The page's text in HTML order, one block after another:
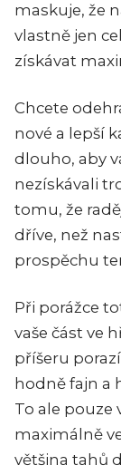
maskuje, že
vlastně jen
získávat
Chcete
nové a lepší
dlouho, aby
nezískávali
tomu, že
dříve, než
prospěchu
Při porážce
vaše část ve
příšeru
hodně fajn a
To ale pouze
maximálně
většina tahů